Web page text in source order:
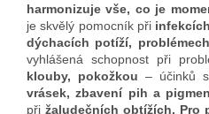
harmonizuje vše, co je
je skvělý pomocník při
dýchacích potíží,
vyhlášená schopnost při
klouby, pokožkou – účinků
vrásek, zbavení pih a
při žaludečních obtížích. Pro